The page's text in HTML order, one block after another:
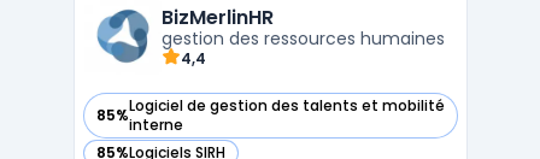
gestion centralisée des candidatures, qui p
BizMerlinHR
gestion des ressources humaines
4,4
85%Logiciel de gestion des talents et mobilité
interne
— voir BizMerlinHR dans cette catégorie
85%Logiciels SIRH